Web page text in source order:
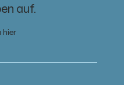
auf.
hier